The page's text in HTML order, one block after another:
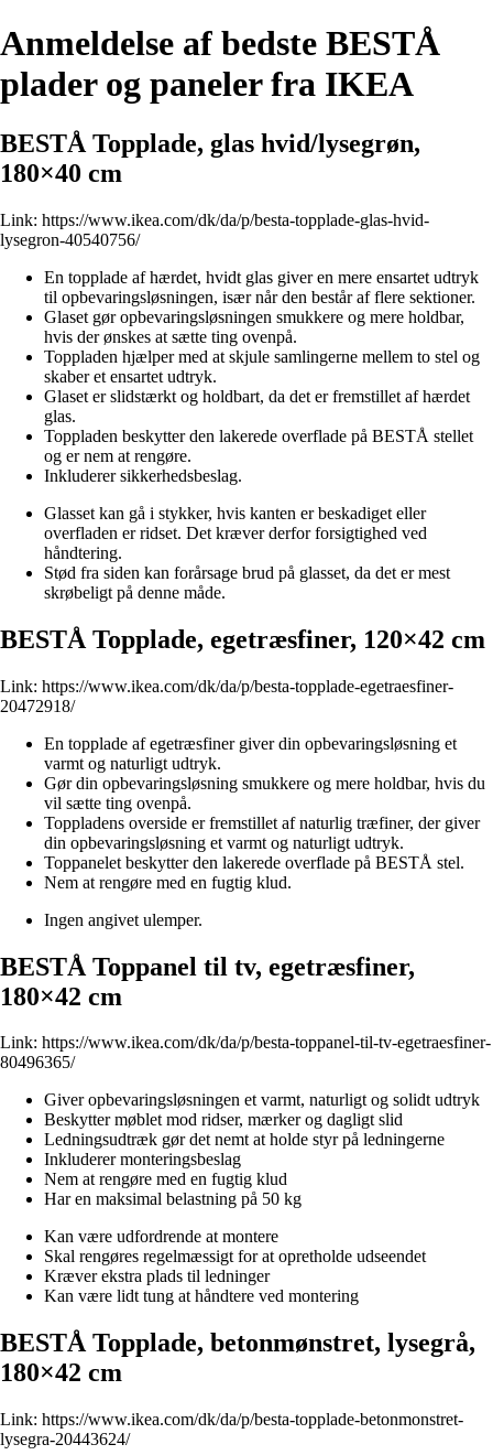
Anmeldelse af bedste BESTÅ
plader og paneler fra IKEA
BESTÅ Topplade, glas hvid/lysegrøn,
180×40 cm
Link: https://www.ikea.com/dk/da/p/besta-topplade-glas-hvid-
lysegron-40540756/
En topplade af hærdet, hvidt glas giver en mere ensartet udtryk
til opbevaringsløsningen, især når den består af flere sektioner.
Glaset gør opbevaringsløsningen smukkere og mere holdbar,
hvis der ønskes at sætte ting ovenpå.
Toppladen hjælper med at skjule samlingerne mellem to stel og
skaber et ensartet udtryk.
Glaset er slidstærkt og holdbart, da det er fremstillet af hærdet
glas.
Toppladen beskytter den lakerede overflade på BESTÅ stellet
og er nem at rengøre.
Inkluderer sikkerhedsbeslag.
Glasset kan gå i stykker, hvis kanten er beskadiget eller
overfladen er ridset. Det kræver derfor forsigtighed ved
håndtering.
Stød fra siden kan forårsage brud på glasset, da det er mest
skrøbeligt på denne måde.
BESTÅ Topplade, egetræsfiner, 120×42 cm
Link: https://www.ikea.com/dk/da/p/besta-topplade-egetraesfiner-
20472918/
En topplade af egetræsfiner giver din opbevaringsløsning et
varmt og naturligt udtryk.
Gør din opbevaringsløsning smukkere og mere holdbar, hvis du
vil sætte ting ovenpå.
Toppladens overside er fremstillet af naturlig træfiner, der giver
din opbevaringsløsning et varmt og naturligt udtryk.
Toppanelet beskytter den lakerede overflade på BESTÅ stel.
Nem at rengøre med en fugtig klud.
Ingen angivet ulemper.
BESTÅ Toppanel til tv, egetræsfiner,
180×42 cm
Link: https://www.ikea.com/dk/da/p/besta-toppanel-til-tv-egetraesfiner-
80496365/
Giver opbevaringsløsningen et varmt, naturligt og solidt udtryk
Beskytter møblet mod ridser, mærker og dagligt slid
Ledningsudtræk gør det nemt at holde styr på ledningerne
Inkluderer monteringsbeslag
Nem at rengøre med en fugtig klud
Har en maksimal belastning på 50 kg
Kan være udfordrende at montere
Skal rengøres regelmæssigt for at opretholde udseendet
Kræver ekstra plads til ledninger
Kan være lidt tung at håndtere ved montering
BESTÅ Topplade, betonmønstret, lysegrå,
180×42 cm
Link: https://www.ikea.com/dk/da/p/besta-topplade-betonmonstret-
lysegra-20443624/